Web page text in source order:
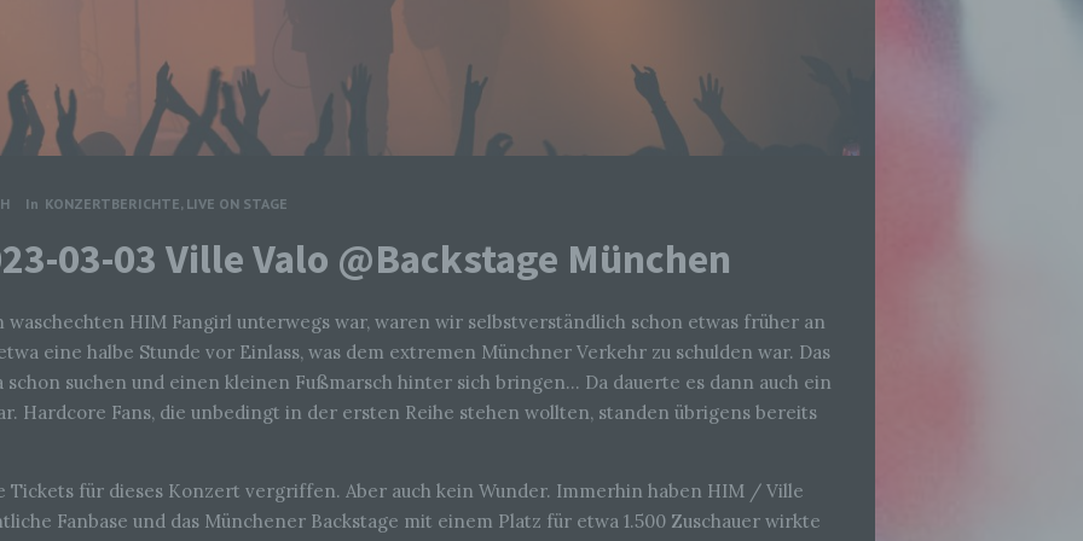
In KONZERTBERICHTE, LIVE ON STAGE
03-03 Ville Valo @Backstage München
waschechten HIM Fangirl unterwegs war, waren wir selbstverständlich schon etwas früher an
eine halbe Stunde vor Einlass, was dem extremen Münchner Verkehr zu schulden war. Das
schon suchen und einen kleinen Fußmarsch hinter sich bringen… Da dauerte es dann auch ein
Hardcore Fans, die unbedingt in der ersten Reihe stehen wollten, standen übrigens bereits
Tickets für dieses Konzert vergriffen. Aber auch kein Wunder. Immerhin haben HIM / Ville
Fanbase und das Münchener Backstage mit einem Platz für etwa 1.500 Zuschauer wirkte